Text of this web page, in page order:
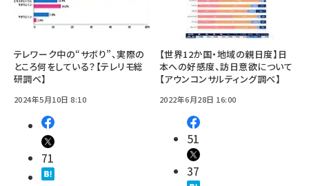
テレワーク中の“サボり”、実際の
ところ何をしている？【テレリモ総
研調べ】
2024年5月10日 8:10
71
【世界12か国・地域の親日度】日
本への好感度、訪日意欲について
【アウンコンサルティング調べ】
2022年6月28日 16:00
51
37